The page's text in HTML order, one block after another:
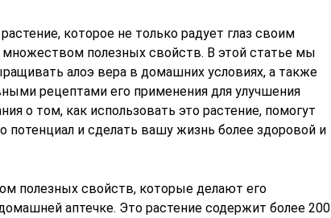
которое не только радует глаз своим
полезных свойств. В этой статье мы
алоэ вера в домашних условиях, а также
рецептами его применения для улучшения
о том, как использовать это растение, помогут
потенциал и сделать вашу жизнь более здоровой и
полезных свойств, которые делают его
аптечке. Это растение содержит более 200